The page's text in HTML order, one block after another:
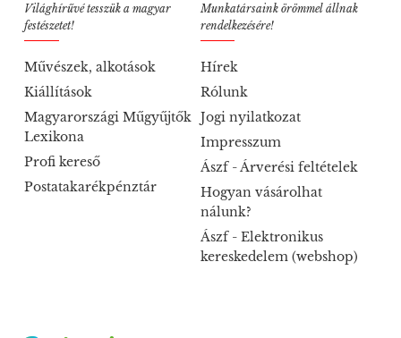
Világhírűvé tesszük a magyar
festészetet!
Művészek, alkotások
Kiállítások
Magyarországi Műgyűjtők
Lexikona
Profi kereső
Postatakarékpénztár
Munkatársaink örömmel állnak
rendelkezésére!
Hírek
Rólunk
Jogi nyilatkozat
Impresszum
Ászf - Árverési feltételek
Hogyan vásárolhat
nálunk?
Ászf - Elektronikus
kereskedelem (webshop)